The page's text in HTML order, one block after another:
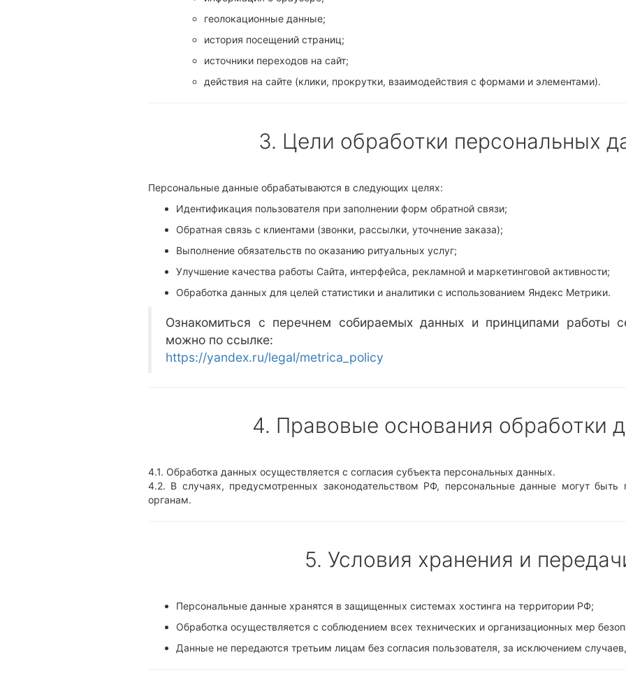
геолокационные данные;
история посещений страниц;
источники переходов на сайт;
действия на сайте (клики, прокрутки, взаимодействия с формами и элементами).
3. Цели обработки персональных
Персональные данные обрабатываются в следующих целях:
Идентификация пользователя при заполнении форм обратной связи;
Обратная связь с клиентами (звонки, рассылки, уточнение заказа);
Выполнение обязательств по оказанию ритуальных услуг;
Улучшение качества работы Сайта, интерфейса, рекламной и маркетинговой активности;
Обработка данных для целей статистики и аналитики с использованием Яндекс Метрики.
Ознакомиться с перечнем собираемых данных и принципами работы
можно по ссылке:
https://yandex.ru/legal/metrica_policy
4. Правовые основания обработки
4.1. Обработка данных осуществляется с согласия субъекта персональных данных.
4.2. В случаях, предусмотренных законодательством РФ, персональные данные могут быть
органам.
5. Условия хранения и
Персональные данные хранятся в защищенных системах хостинга на территории РФ;
Обработка осуществляется с соблюдением всех технических и организационных мер
Данные не передаются третьим лицам без согласия пользователя, за исключением